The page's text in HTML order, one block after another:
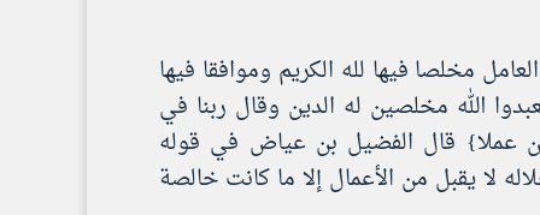
مخلصا فيها لله الكريم وموافقا فيها
الله مخلصين له الدين وقال ربنا في
عملا} قال الفضيل بن عياض في قوله
لا يقبل من الأعمال إلا ما كانت خالصة